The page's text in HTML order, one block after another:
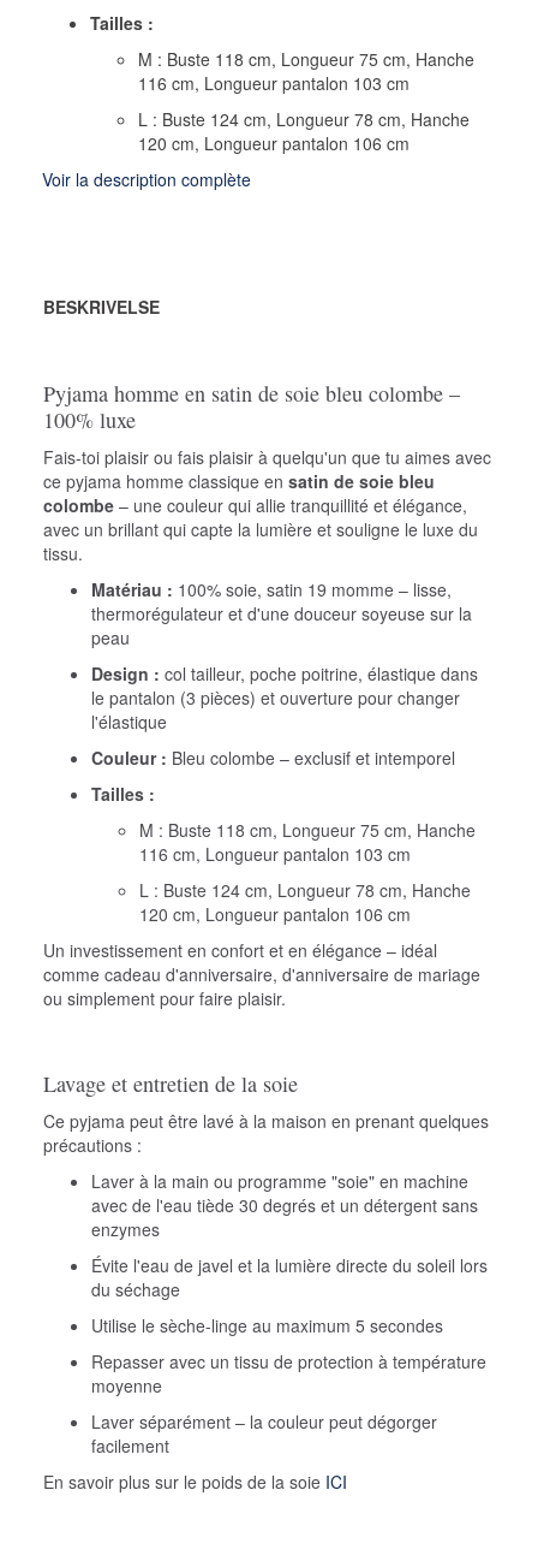
Tailles :
M : Buste 118 cm, Longueur 75 cm, Hanche
116 cm, Longueur pantalon 103 cm
L : Buste 124 cm, Longueur 78 cm, Hanche
120 cm, Longueur pantalon 106 cm
Voir la description complète
BESKRIVELSE
Pyjama homme en satin de soie bleu colombe –
100% luxe
Fais-toi plaisir ou fais plaisir à quelqu'un que tu aimes avec
ce pyjama homme classique en satin de soie bleu
colombe – une couleur qui allie tranquillité et élégance,
avec un brillant qui capte la lumière et souligne le luxe du
tissu.
Matériau : 100% soie, satin 19 momme – lisse,
thermorégulateur et d'une douceur soyeuse sur la
peau
Design : col tailleur, poche poitrine, élastique dans
le pantalon (3 pièces) et ouverture pour changer
l'élastique
Couleur : Bleu colombe – exclusif et intemporel
Tailles :
M : Buste 118 cm, Longueur 75 cm, Hanche
116 cm, Longueur pantalon 103 cm
L : Buste 124 cm, Longueur 78 cm, Hanche
120 cm, Longueur pantalon 106 cm
Un investissement en confort et en élégance – idéal
comme cadeau d'anniversaire, d'anniversaire de mariage
ou simplement pour faire plaisir.
Lavage et entretien de la soie
Ce pyjama peut être lavé à la maison en prenant quelques
précautions :
Laver à la main ou programme "soie" en machine
avec de l'eau tiède 30 degrés et un détergent sans
enzymes
Évite l'eau de javel et la lumière directe du soleil lors
du séchage
Utilise le sèche-linge au maximum 5 secondes
Repasser avec un tissu de protection à température
moyenne
Laver séparément – la couleur peut dégorger
facilement
En savoir plus sur le poids de la soie ICI